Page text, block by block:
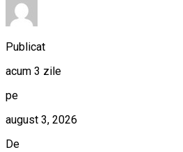
Publicat
acum 3 zile
pe
august 3, 2026
De